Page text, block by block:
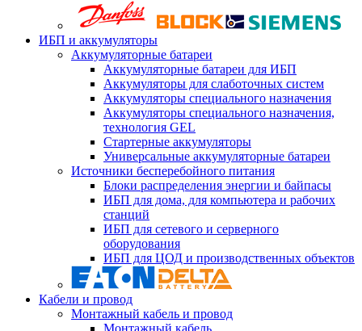
ИБП и аккумуляторы
Аккумуляторные батареи
Аккумуляторные батареи для ИБП
Аккумуляторы для слаботочных систем
Аккумуляторы специального назначения
Аккумуляторы специального назначения,
технология GEL
Стартерные аккумуляторы
Универсальные аккумуляторные батареи
Источники бесперебойного питания
Блоки распределения энергии и байпасы
ИБП для дома, для компьютера и рабочих
станций
ИБП для сетевого и серверного
оборудования
ИБП для ЦОД и производственных объектов
Кабели и провод
Монтажный кабель и провод